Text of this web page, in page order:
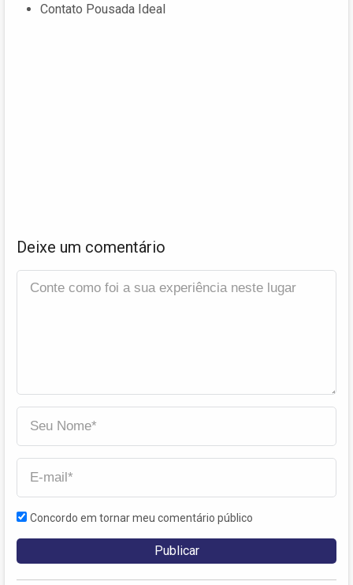
Contato Pousada Ideal
Deixe um comentário
Concordo em tornar meu comentário público